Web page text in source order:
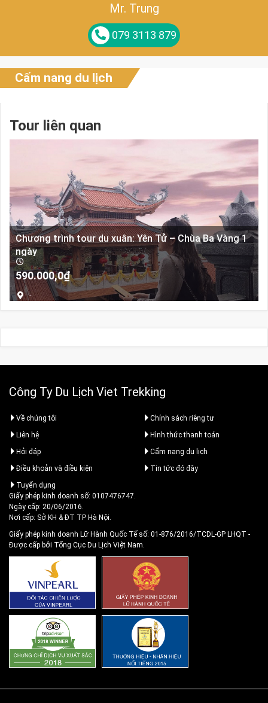
Mr. Trung
079 3113 879
Cẩm nang du lịch
Tour liên quan
Chương trình tour du xuân: Yên Tử – Chùa Ba Vàng 1
ngày
590.000,0₫
-
Công Ty Du Lịch Viet Trekking
Về chúng tôi
Chính sách riêng tư
Liên hệ
Hình thức thanh toán
Hỏi đáp
Cẩm nang du lịch
Điều khoản và điều kiện
Tin tức đó đây
Tuyển dụng
Giấy phép kinh doanh số: 0107476747.
Ngày cấp: 20/06/2016.
Nơi cấp: Sở KH & ĐT TP Hà Nội.
Giấy phép kinh doanh Lữ Hành Quốc Tế số: 01-876/2016/TCDL-GP LHQT -
Được cấp bởi Tổng Cục Du Lịch Việt Nam.